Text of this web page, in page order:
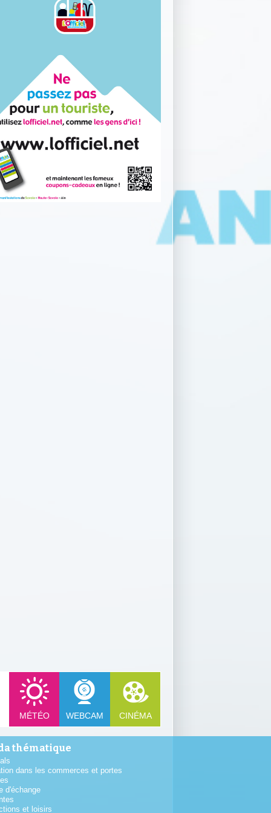
MÉTÉO WEBCAM CINÉMA
thématique
dans les commerces et portes
d'échange
et loisirs